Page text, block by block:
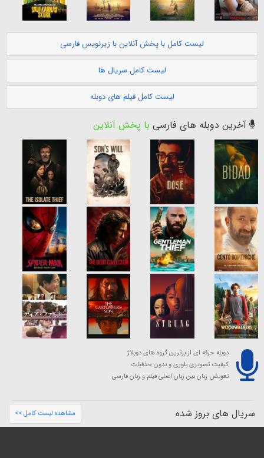
لیست کامل با پخش آنلاین با زیرنویس فارسی
لیست کامل سریال ها
لیست کامل فیلم های دوبله
آخرین دوبله های فارسی با پخش آنلاین
دوبله حرفه ای از برترین گروه های دوبلاژ
کیفیت تصویری بلوری و بدون حذفیات
تعویض زبان بین زبان اصلی فیلم و زبان فارسی
سریال های بروز شده مشاهده لیست کامل >>